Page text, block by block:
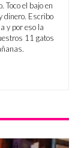
Toco el bajo en
dinero. Escribo
y por eso la
11 gatos